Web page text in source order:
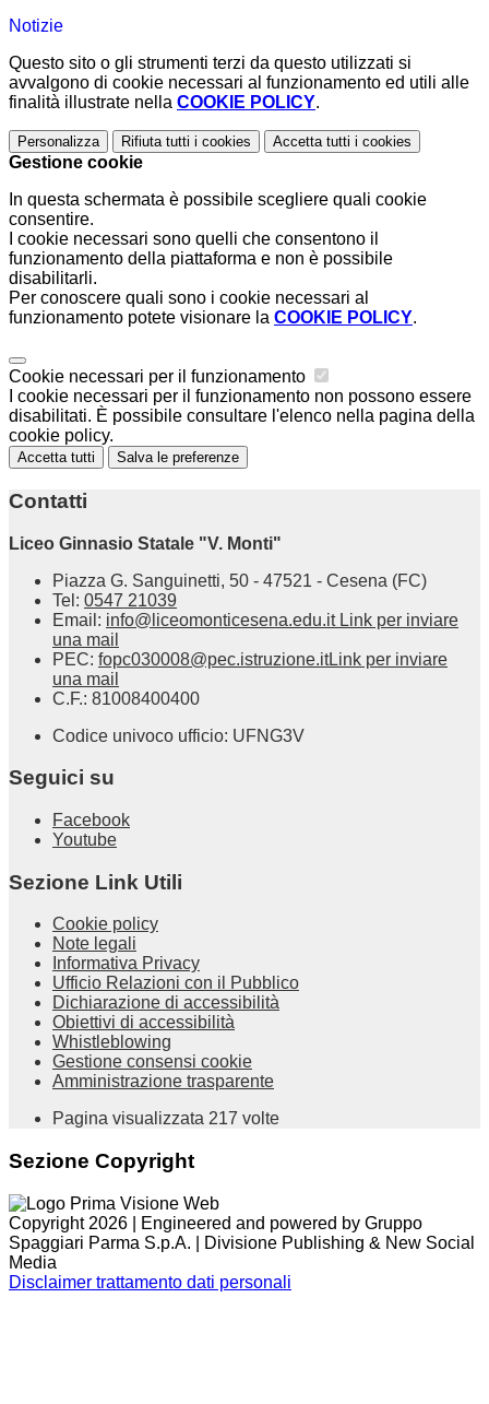
Notizie
Questo sito o gli strumenti terzi da questo utilizzati si
avvalgono di cookie necessari al funzionamento ed utili alle
finalità illustrate nella COOKIE POLICY.
Personalizza Rifiuta tutti i cookies Accetta tutti i cookies
Gestione cookie
In questa schermata è possibile scegliere quali cookie
consentire.
I cookie necessari sono quelli che consentono il
funzionamento della piattaforma e non è possibile
disabilitarli.
Per conoscere quali sono i cookie necessari al
funzionamento potete visionare la COOKIE POLICY.
Cookie necessari per il funzionamento
I cookie necessari per il funzionamento non possono essere
disabilitati. È possibile consultare l'elenco nella pagina della
cookie policy.
Accetta tutti Salva le preferenze
Contatti
Liceo Ginnasio Statale "V. Monti"
Piazza G. Sanguinetti, 50 - 47521 - Cesena (FC)
Tel: 0547 21039
Email: info@liceomonticesena.edu.it Link per inviare
una mail
PEC: fopc030008@pec.istruzione.itLink per inviare
una mail
C.F.: 81008400400
Codice univoco ufficio: UFNG3V
Seguici su
Facebook
Youtube
Sezione Link Utili
Cookie policy
Note legali
Informativa Privacy
Ufficio Relazioni con il Pubblico
Dichiarazione di accessibilità
Obiettivi di accessibilità
Whistleblowing
Gestione consensi cookie
Amministrazione trasparente
Pagina visualizzata 217 volte
Sezione Copyright
Copyright 2026 | Engineered and powered by Gruppo
Spaggiari Parma S.p.A. | Divisione Publishing & New Social
Media
Disclaimer trattamento dati personali